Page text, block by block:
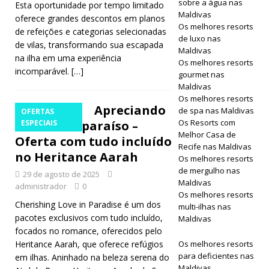
Esta oportunidade por tempo limitado
oferece grandes descontos em planos
de refeições e categorias selecionadas
de vilas, transformando sua escapada
na ilha em uma experiência
incomparável. […]
OFERTAS
ESPECIAIS
Apreciando
o amor no paraíso –
Oferta com tudo incluído
no Heritance Aarah
29 de agosto de 2025
administrador
0
Cherishing Love in Paradise é um dos
pacotes exclusivos com tudo incluído,
focados no romance, oferecidos pelo
Heritance Aarah, que oferece refúgios
em ilhas. Aninhado na beleza serena do
sobre a água nas
Maldivas
Os melhores resorts
de luxo nas
Maldivas
Os melhores resorts
gourmet nas
Maldivas
Os melhores resorts
de spa nas Maldivas
Os Resorts com
Melhor Casa de
Recife nas Maldivas
Os melhores resorts
de mergulho nas
Maldivas
Os melhores resorts
multi-ilhas nas
Maldivas
Os melhores resorts
para deficientes nas